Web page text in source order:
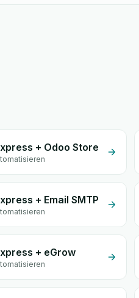
+ Odoo Store
+ Email SMTP
+ eGrow